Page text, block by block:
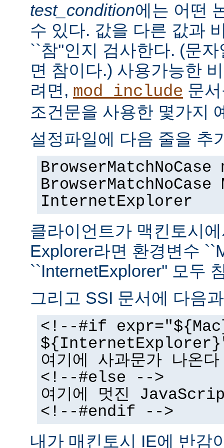
test_condition에는 어떤
수 있다. 값을 다른 값과
``참''인지 검사한다. (문
면 참이다.) 사용가능한
려면, mod_include 문
조건문을 사용한 몇가지
설정파일에 다음 줄을 추
BrowserMatchNoCase
InternetExplorer
클라이언트가 맥킨토시
Explorer라면 환경변수
``InternetExplorer'' 모두
그리고 SSI 문서에 다음
<!--#if
여기에 사과문가 나온다
<!--#else -->
여기에 멋진
<!--#endif -->
내가 매킨토시 IE에 반감